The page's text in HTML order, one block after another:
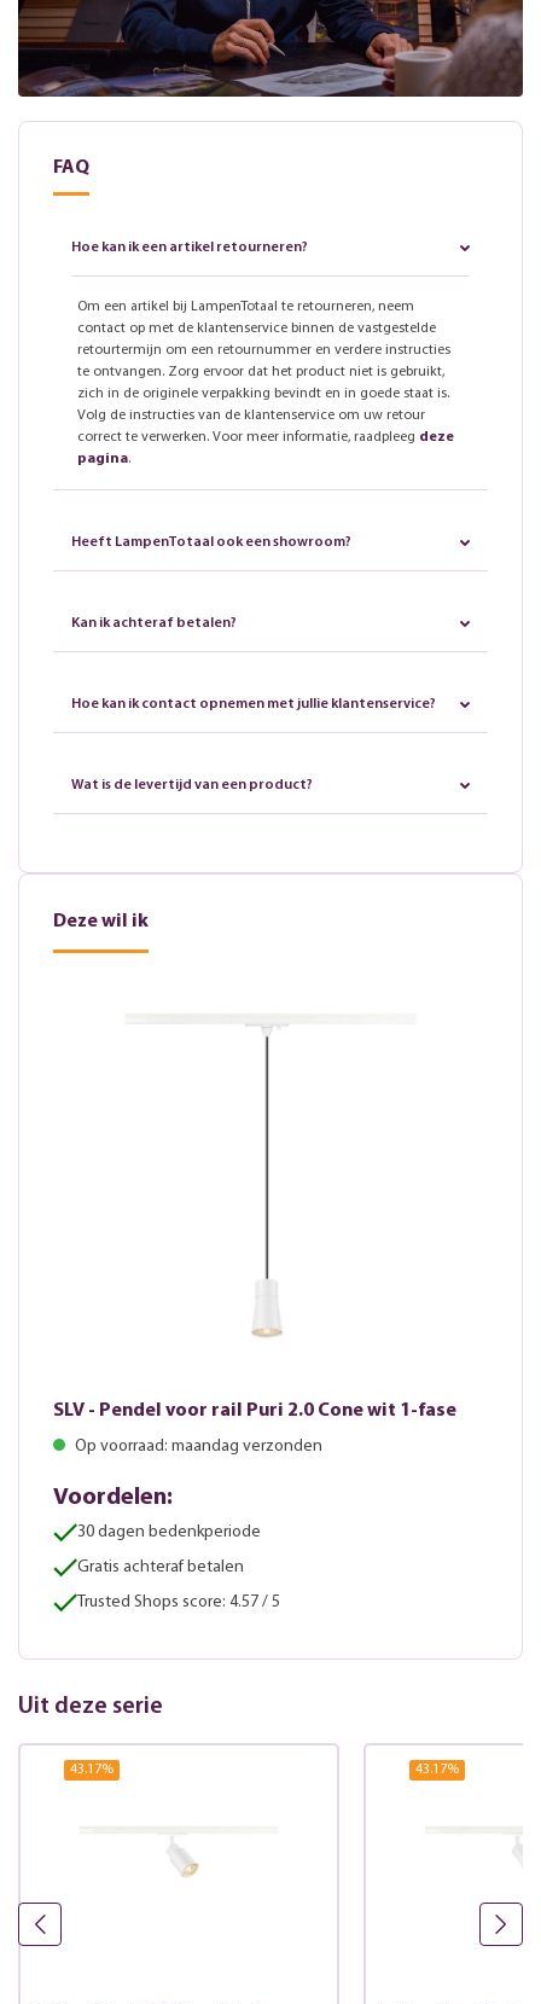
FAQ
Hoe kan ik een artikel retourneren?
Om een artikel bij LampenTotaal te retourneren, neem
contact op met de klantenservice binnen de vastgestelde
retourtermijn om een retournummer en verdere instructies
te ontvangen. Zorg ervoor dat het product niet is gebruikt,
zich in de originele verpakking bevindt en in goede staat is.
Volg de instructies van de klantenservice om uw retour
correct te verwerken. Voor meer informatie, raadpleeg deze
pagina.
Heeft LampenTotaal ook een showroom?
Kan ik achteraf betalen?
Hoe kan ik contact opnemen met jullie klantenservice?
Wat is de levertijd van een product?
Deze wil ik
SLV - Pendel voor rail Puri 2.0 Cone wit 1-fase
Op voorraad: maandag verzonden
Voordelen:
30 dagen bedenkperiode
Gratis achteraf betalen
Trusted Shops score: 4.57 / 5
Uit deze serie
43.17% 43.17%